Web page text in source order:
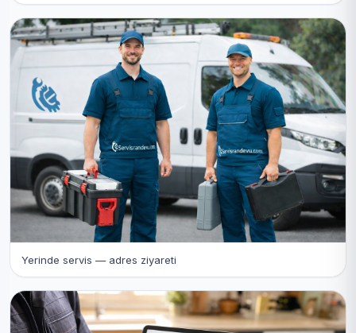
Yerinde servis — adres ziyareti